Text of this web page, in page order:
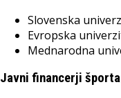
Slovenska
Evropska
Mednarodna
Javni financerji